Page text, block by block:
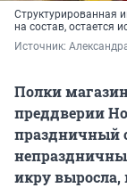
Структурированная
на состав, остается
Источник:
Полки
преддверии
праздничный
икру выросла,